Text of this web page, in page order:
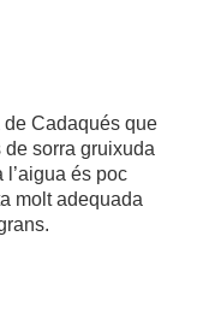
Cadaqués que
sorra gruixuda
l’aigua és poc
molt adequada